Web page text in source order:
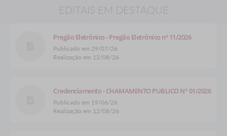
EDITAIS EM DESTAQUE
Pregão Eletrônico - Pregão Eletrônico nº 11/2026
Publicado em 29/07/26
Realização em 12/08/26
Credenciamento - CHAMAMENTO PUBLICO N° 01/2026
Publicado em 19/06/26
Realização em 12/08/26